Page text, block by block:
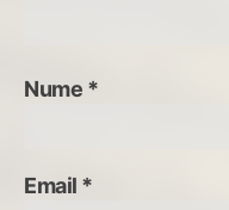
Nume *
Email *